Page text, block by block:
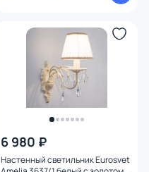
6 980 ₽
Настенный светильник Eurosvet